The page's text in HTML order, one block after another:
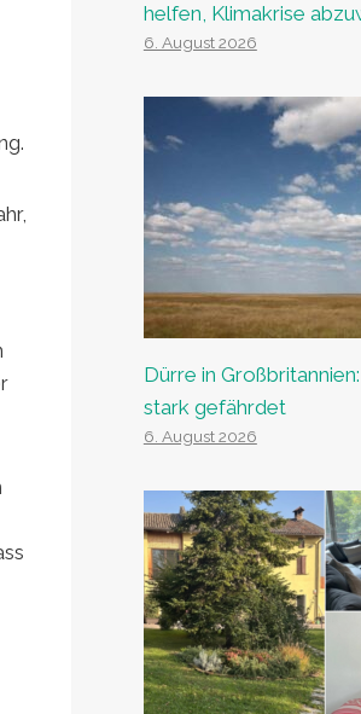
helfen, Klimakrise
6. August 2026
Dürre in
stark gefährdet
6. August 2026